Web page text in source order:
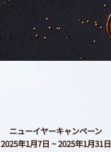
ニューイヤーキャンペーン
2025年1月7日 ~ 2025年1月31日